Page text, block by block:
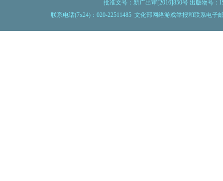
批准文号：新广出审[2016]850号 出版物号：
联系电话(7x24)：020-22511485 文化部网络游戏举报和联系电